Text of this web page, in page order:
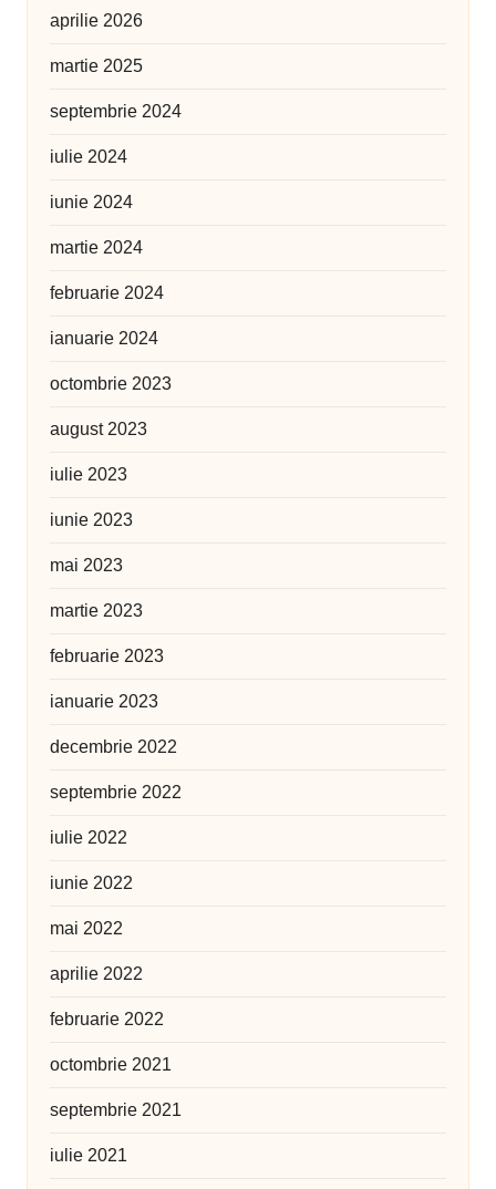
aprilie 2026
martie 2025
septembrie 2024
iulie 2024
iunie 2024
martie 2024
februarie 2024
ianuarie 2024
octombrie 2023
august 2023
iulie 2023
iunie 2023
mai 2023
martie 2023
februarie 2023
ianuarie 2023
decembrie 2022
septembrie 2022
iulie 2022
iunie 2022
mai 2022
aprilie 2022
februarie 2022
octombrie 2021
septembrie 2021
iulie 2021